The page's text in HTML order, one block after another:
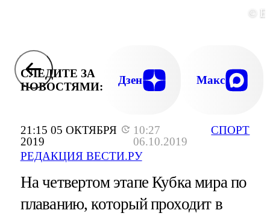
21:15 05 ОКТЯБРЯ
2019
10:27
06.10.2019
РЕДАКЦИЯ ВЕСТИ.РУ
СПОРТ
©
СЛЕДИТЕ ЗА
НОВОСТЯМИ:
Дзен Макс
На четвертом этапе Кубка мира по
плаванию, который проходит в